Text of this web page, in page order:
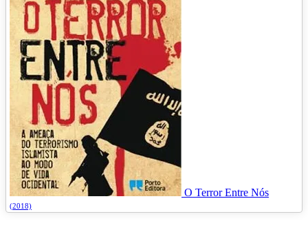
O Terror Entre Nós
(2018)